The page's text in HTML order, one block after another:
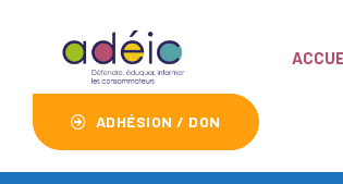
ADHÉSION / DON